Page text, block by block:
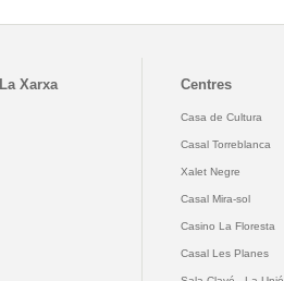
La Xarxa Centres
Casa de Cultura
Casal Torreblanca
Xalet Negre
Casal Mira-sol
Casino La Floresta
Casal Les Planes